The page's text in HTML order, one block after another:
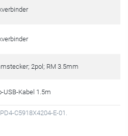
2pol; RM 3.5mm
USB-Kabel 1.5m
C5918X4204-E-01.